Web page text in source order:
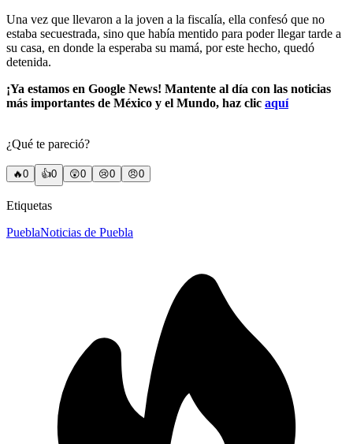
Una vez que llevaron a la joven a la fiscalía, ella confesó que no
estaba secuestrada, sino que había mentido para poder llegar tarde a
su casa, en donde la esperaba su mamá, por este hecho, quedó
detenida.
¡Ya estamos en Google News! Mantente al día con las noticias
más importantes de México y el Mundo, haz clic aquí
¿Qué te pareció?
🔥0 👍0 😲0 😢0 😠0
Etiquetas
PueblaNoticias de Puebla